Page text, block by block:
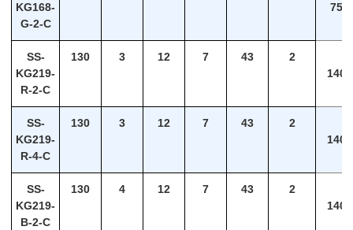
KG168-
G-2-C
75
SS-
KG219-
R-2-C
130 3 12 7 43
2
140
SS-
KG219-
R-4-C
130 3 12 7 43
2
140
SS-
KG219-
B-2-C
130 4 12 7 43
2
140